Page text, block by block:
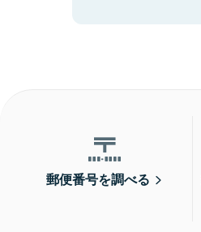
郵便番号を調べる